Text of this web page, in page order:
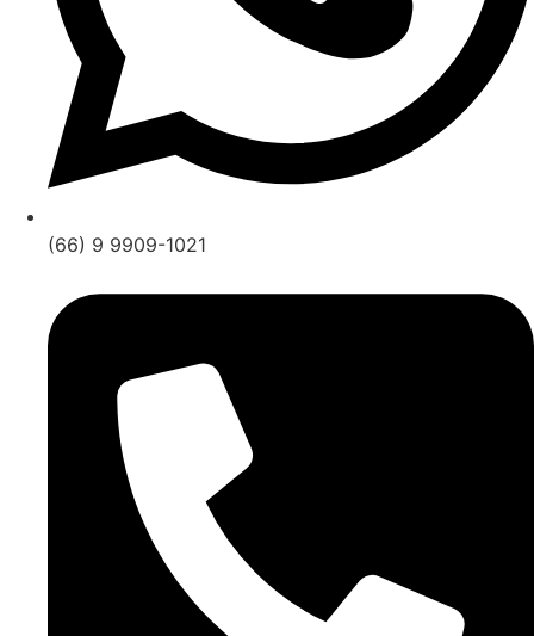
(66) 9 9909-1021